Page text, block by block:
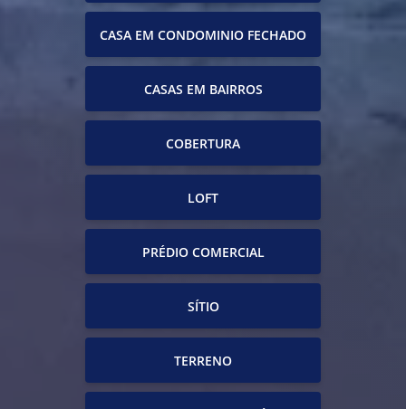
CASA EM CONDOMINIO FECHADO
CASAS EM BAIRROS
COBERTURA
LOFT
PRÉDIO COMERCIAL
SÍTIO
TERRENO